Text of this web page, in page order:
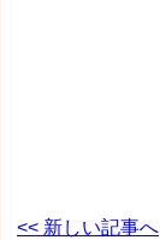
<< 新しい記事へ